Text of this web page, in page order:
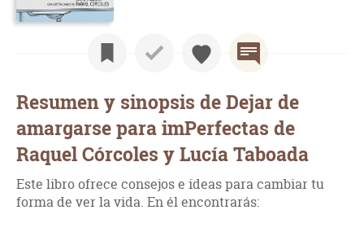
Resumen y sinopsis de Dejar de
amargarse para imPerfectas de
Raquel Córcoles y Lucía Taboada
Este libro ofrece consejos e ideas para cambiar tu
forma de ver la vida. En él encontrarás: